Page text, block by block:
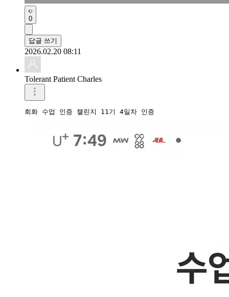
0
답글 쓰기
2026.02.20 08:11
Tolerant Patient Charles